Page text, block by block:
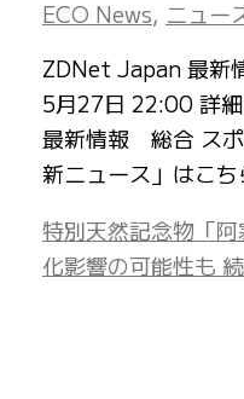
ECO News, ニュー
ZDNet Japan 最
5月27日 22:00 詳
最新情報 総合 ス
新ニュース」はこ
特別天然記念物「
化影響の可能性も